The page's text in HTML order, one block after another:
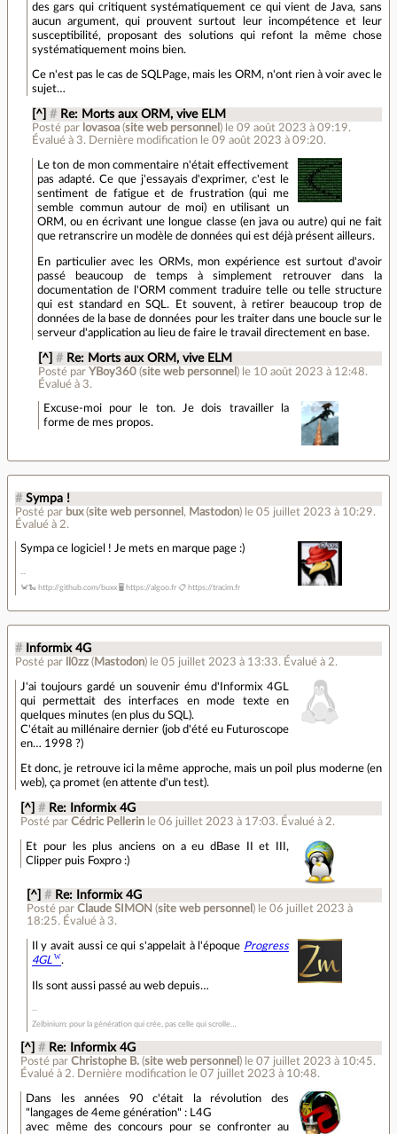
des gars qui critiquent systématiquement ce qui vient de Java, sans
aucun argument, qui prouvent surtout leur incompétence et leur
susceptibilité, proposant des solutions qui refont la même chose
systématiquement moins bien.
Ce n'est pas le cas de SQLPage, mais les ORM, n'ont rien à voir avec le
sujet…
[^] # Re: Morts aux ORM, vive ELM
Posté par lovasoa (site web personnel ) le 09 août 2023 à 09:19.
Évalué à 3. Dernière modification le 09 août 2023 à 09:20.
Le ton de mon commentaire n'était effectivement
pas adapté. Ce que j'essayais d'exprimer, c'est le
sentiment de fatigue et de frustration (qui me
semble commun autour de moi) en utilisant un
ORM, ou en écrivant une longue classe (en java ou autre) qui ne fait
que retranscrire un modèle de données qui est déjà présent ailleurs.
En particulier avec les ORMs, mon expérience est surtout d'avoir
passé beaucoup de temps à simplement retrouver dans la
documentation de l'ORM comment traduire telle ou telle structure
qui est standard en SQL. Et souvent, à retirer beaucoup trop de
données de la base de données pour les traiter dans une boucle sur le
serveur d'application au lieu de faire le travail directement en base.
[^] # Re: Morts aux ORM, vive ELM
Posté par YBoy360(site web personnel ) le 10 août 2023 à 12:48.
Évalué à 3.
Excuse-moi pour le ton. Je dois travailler la
forme de mes propos.
# Sympa !
Posté par bux(site web personnel , Mastodon) le 05 juillet 2023 à 10:29.
Évalué à 2.
Sympa ce logiciel ! Je mets en marque page :)
🦀🐍 http://github.com/buxx 🖥 https://algoo.fr 📋 https://tracim.fr
# Informix 4G
Posté par ll0zz ( Mastodon) le 05 juillet 2023 à 13:33. Évalué à 2.
J'ai toujours gardé un souvenir ému d'Informix 4GL
qui permettait des interfaces en mode texte en
quelques minutes (en plus du SQL).
C'était au millénaire dernier (job d'été eu Futuroscope
en… 1998 ?)
Et donc, je retrouve ici la même approche, mais un poil plus moderne (en
web), ça promet (en attente d'un test).
[^] # Re: Informix 4G
Posté parCédric Pellerin le 06 juillet 2023 à 17:03. Évalué à 2.
Et pour les plus anciens on a eu dBase II et III,
Clipper puis Foxpro :)
[^] # Re: Informix 4G
Posté par Claude SIMON (site web personnel ) le 06 juillet 2023 à
18:25. Évalué à 3.
Il y avait aussi ce qui s'appelait à l'époque Progress
4GL
.
Ils sont aussi passé au web depuis…
Zelbinium: pour la génération qui crée, pas celle qui scrolle…
[^] # Re: Informix 4G
Posté parChristophe B. (site web personnel ) le 07 juillet 2023 à 10:45.
Évalué à 2. Dernière modification le 07 juillet 2023 à 10:48.
Dans les années 90 c'était la révolution des
"langages de 4eme génération" : L4G
avec même des concours pour se confronter au